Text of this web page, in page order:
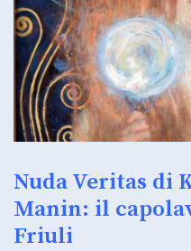
Nuda Veritas di
Manin: il
Friuli